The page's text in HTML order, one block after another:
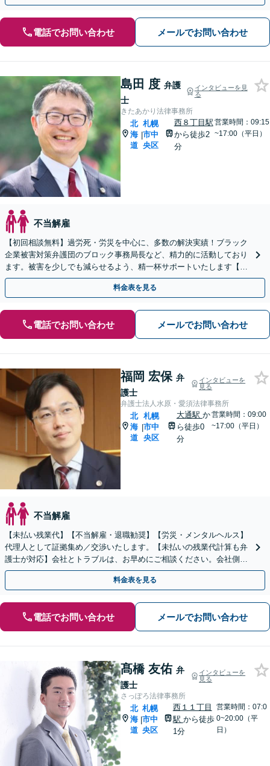
電話でお問い合わせ メールでお問い合わせ
島田 度 弁護
士
インタビューを見
る
きたあかり法律事務所
北
海
道
|
札幌
市中
央区
西８丁目駅
から徒歩2
分
営業時間：09:15
~17:00（平日）
不当解雇
【初回相談無料】過労死・労災を中心に、多数の解決実績！ブラック
企業被害対策弁護団のブロック事務局長など、精力的に活動しており
ます。被害を少しでも減らせるよう、精一杯サポートいたします【休
日・夜間相談可】【西11丁目駅5分】【電話相談可】
料金表を見る
電話でお問い合わせ メールでお問い合わせ
福岡 宏保 弁
護士
インタビューを
見る
弁護士法人水原・愛須法律事務所
北
海
道
|
札幌
市中
央区
大通駅 か
ら徒歩0
分
営業時間：09:00
~17:00（平日）
不当解雇
【未払い残業代】【不当解雇・退職勧奨】【労災・メンタルヘルス】
代理人として証拠集め／交渉いたします。【未払いの残業代計算も弁
護士が対応】会社とトラブルは、お早めにご相談ください。会社側で
の対応も経験豊富。【地下鉄大通駅から直結ビル】
料金表を見る
電話でお問い合わせ メールでお問い合わせ
髙橋 友佑 弁
護士
インタビューを
見る
さっぽろ法律事務所
北
海
道
|
札幌
市中
央区
西１１丁目
駅 から徒歩
1分
営業時間：07:0
0~20:00（平
日）